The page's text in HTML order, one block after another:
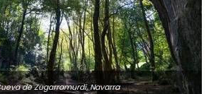
de Zugarramurdi, Navarra